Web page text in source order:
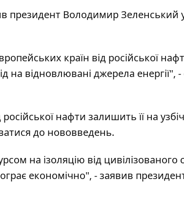
президент Володимир Зеленський
країн від російської
на відновлювані джерела енергії", -
нафти залишить її на
до нововведень.
на ізоляцію від цивілізованого
економічно", - заявив